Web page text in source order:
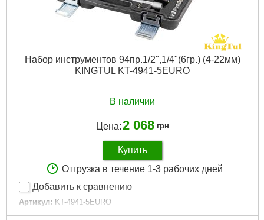
Набор инструментов 94пр.1/2",1/4"(6гр.) (4-22мм)
KINGTUL KT-4941-5EURO
В наличии
Цена:2 068 грн
Купить
Отгрузка в течение 1-3 рабочих дней
Добавить к сравнению
Артикул: KT-4941-5EURO
Код товара: 26.14.05